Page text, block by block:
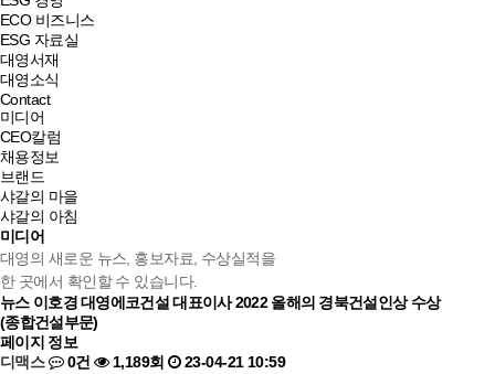
ECO 비즈니스
ESG 자료실
대영서재
대영소식
Contact
미디어
CEO칼럼
채용정보
브랜드
샤갈의 마을
샤갈의 아침
미디어
대영의 새로운 뉴스, 홍보자료, 수상실적을
한 곳에서 확인할 수 있습니다.
뉴스 이호경 대영에코건설 대표이사 2022 올해의 경북건설인상 수상
(종합건설부문)
페이지 정보
디맥스
0건 1,189회 23-04-21 10:59